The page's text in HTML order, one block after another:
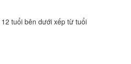
tuổi bên dưới xếp từ tuổi